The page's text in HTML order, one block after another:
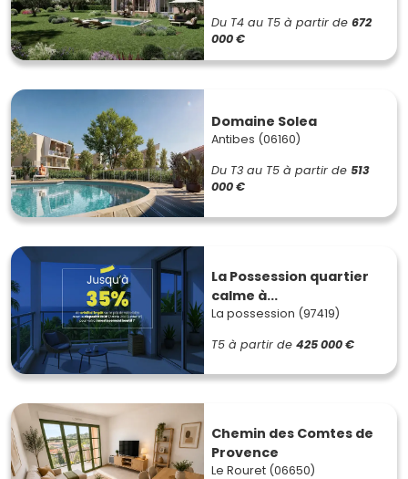
Du T4 au T5 à partir de 672
000 €
Domaine Solea
Antibes (06160)
Du T3 au T5 à partir de 513
000 €
La Possession quartier
calme à...
La possession (97419)
T5 à partir de 425 000 €
Chemin des Comtes de
Provence
Le Rouret (06650)